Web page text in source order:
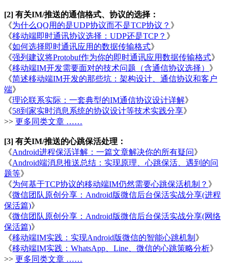
[2] 有关IM/推送的通信格式、协议的选择：
《为什么QQ用的是UDP协议而不是TCP协议？ 》
《移动端即时通讯协议选择：UDP还是TCP？ 》
《如何选择即时通讯应用的数据传输格式》
《强列建议将Protobuf作为你的即时通讯应用数据传输格式》
《移动端IM开发需要面对的技术问题（含通信协议选择） 》
《简述移动端IM开发的那些坑：架构设计、通信协议和客户
端》
《理论联系实际：一套典型的IM通信协议设计详解》
《58到家实时消息系统的协议设计等技术实践分享》
>> 更多同类文章 ……
[3] 有关IM/推送的心跳保活处理：
《Android进程保活详解：一篇文章解决你的所有疑问》
《Android端消息推送总结：实现原理、心跳保活、遇到的问
题等》
《为何基于TCP协议的移动端IM仍然需要心跳保活机制？ 》
《微信团队原创分享：Android版微信后台保活实战分享(进程
保活篇)》
《微信团队原创分享：Android版微信后台保活实战分享(网络
保活篇)》
《移动端IM实践：实现Android版微信的智能心跳机制 》
《移动端IM实践：WhatsApp、Line、微信的心跳策略分析》
>> 更多同类文章 ……